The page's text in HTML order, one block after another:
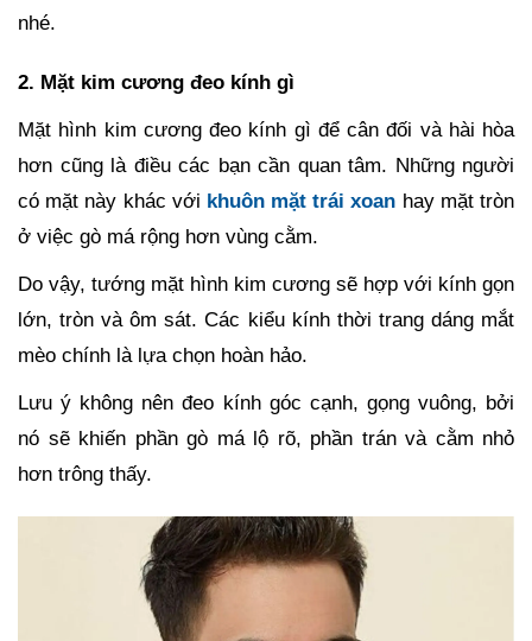
nhé.
2. Mặt kim cương đeo kính gì
Mặt hình kim cương đeo kính gì để cân đối và hài hòa
hơn cũng là điều các bạn cần quan tâm. Những người
có mặt này khác với khuôn mặt trái xoan hay mặt tròn
ở việc gò má rộng hơn vùng cằm.
Do vậy, tướng mặt hình kim cương sẽ hợp với kính gọn
lớn, tròn và ôm sát. Các kiểu kính thời trang dáng mắt
mèo chính là lựa chọn hoàn hảo.
Lưu ý không nên đeo kính góc cạnh, gọng vuông, bởi
nó sẽ khiến phần gò má lộ rõ, phần trán và cằm nhỏ
hơn trông thấy.